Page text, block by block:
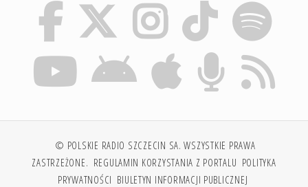
© POLSKIE RADIO SZCZECIN SA. WSZYSTKIE PRAWA
ZASTRZEŻONE. REGULAMIN KORZYSTANIA Z PORTALU POLITYKA
PRYWATNOŚCI BIULETYN INFORMACJI PUBLICZNEJ